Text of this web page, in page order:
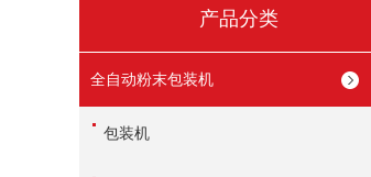
产品分类
全自动粉末包装机
包装机